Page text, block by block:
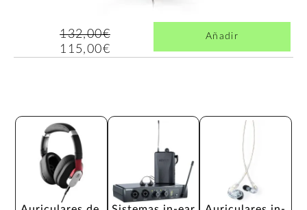
132,00€
115,00€
Añadir